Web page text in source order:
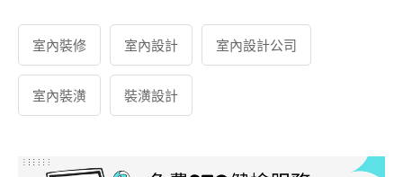
室內裝修 室內設計 室內設計公司
室內裝潢 裝潢設計